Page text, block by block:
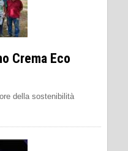
Crema Eco
della sostenibilità